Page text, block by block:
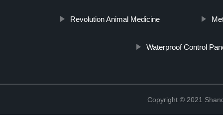
Revolution Animal Medicine
Waterproof Control
Copyright © 2021